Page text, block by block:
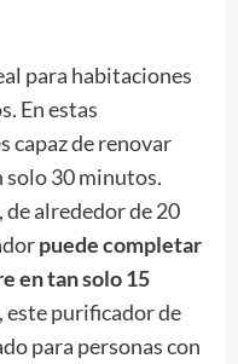
para habitaciones
En estas
capaz de renovar
solo 30 minutos.
de alrededor de 20
puede completar
en tan solo 15
este purificador de
para personas con